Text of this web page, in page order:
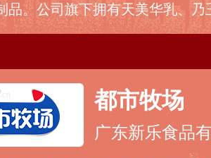
品。公司旗下拥有天美华乳、
颉奶茶、奶片、奶酪、奶酪棒
都市牧场
广东新乐食品